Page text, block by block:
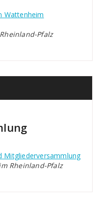
Wattenheim
Pfalz
Mitgliederversammlung
Rheinland-Pfalz